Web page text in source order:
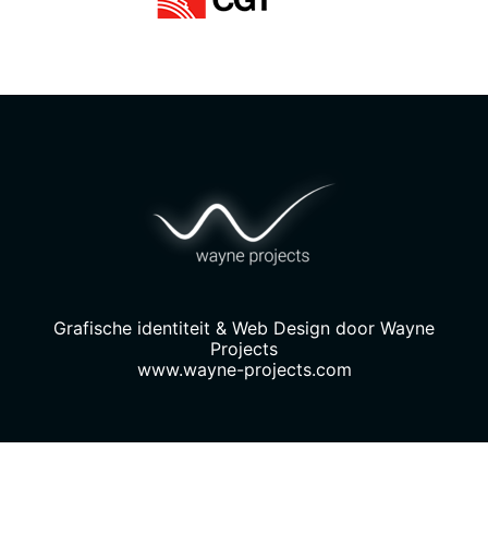
Grafische identiteit & Web Design door Wayne
Projects
www.wayne-projects.com